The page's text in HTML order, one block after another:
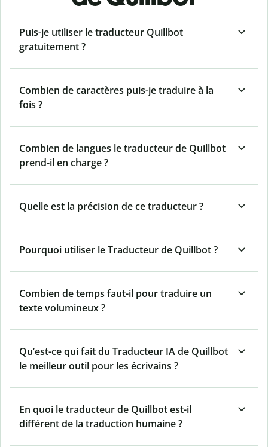
Puis-je utiliser le traducteur Quillbot
gratuitement ?
Combien de caractères puis-je traduire à la
fois ?
Combien de langues le traducteur de Quillbot
prend-il en charge ?
Quelle est la précision de ce traducteur ?
Pourquoi utiliser le Traducteur de Quillbot ?
Combien de temps faut-il pour traduire un
texte volumineux ?
Qu’est-ce qui fait du Traducteur IA de Quillbot
le meilleur outil pour les écrivains ?
En quoi le traducteur de Quillbot est-il
différent de la traduction humaine ?